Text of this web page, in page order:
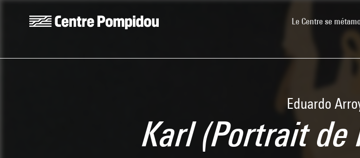
Le Centre se
Eduardo
Karl (Portrait de